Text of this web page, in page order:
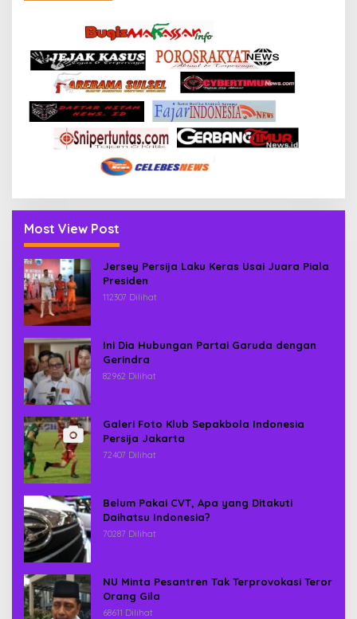
Most View Post
Jersey Persija Laku Keras Usai Juara Piala
Presiden
112307 Dilihat
Ini Dia Hubungan Partai Garuda dengan
Gerindra
82962 Dilihat
Galeri Foto Klub Sepakbola Indonesia
Persija Jakarta
72407 Dilihat
Belum Pakai CVT, Apa yang Ditakuti
Daihatsu Indonesia?
70287 Dilihat
NU Minta Pesantren Tak Terprovokasi Teror
Orang Gila
68611 Dilihat